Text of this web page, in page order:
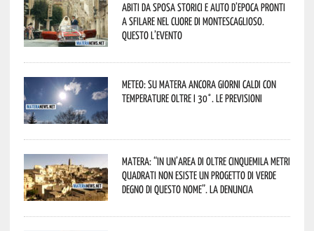
Abiti da sposa storici e auto d’epoca pronti
a sfilare nel cuore di Montescaglioso.
Questo l’evento
Meteo: su Matera ancora giorni caldi con
temperature oltre i 30°. Le previsioni
Matera: “In un’area di oltre cinquemila metri
quadrati non esiste un progetto di verde
degno di questo nome”. La denuncia